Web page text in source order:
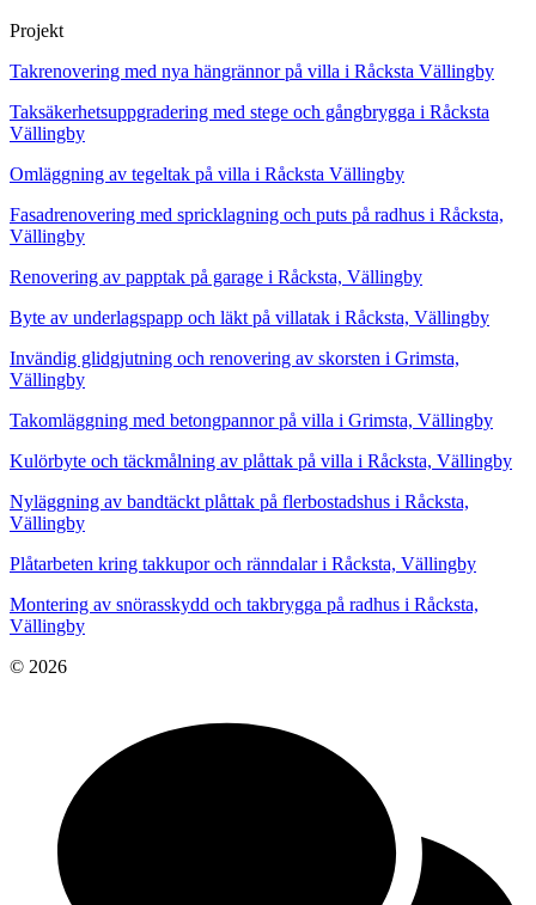
Projekt
Takrenovering med nya hängrännor på villa i Råcksta Vällingby
Taksäkerhetsuppgradering med stege och gångbrygga i Råcksta
Vällingby
Omläggning av tegeltak på villa i Råcksta Vällingby
Fasadrenovering med spricklagning och puts på radhus i Råcksta,
Vällingby
Renovering av papptak på garage i Råcksta, Vällingby
Byte av underlagspapp och läkt på villatak i Råcksta, Vällingby
Invändig glidgjutning och renovering av skorsten i Grimsta,
Vällingby
Takomläggning med betongpannor på villa i Grimsta, Vällingby
Kulörbyte och täckmålning av plåttak på villa i Råcksta, Vällingby
Nyläggning av bandtäckt plåttak på flerbostadshus i Råcksta,
Vällingby
Plåtarbeten kring takkupor och ränndalar i Råcksta, Vällingby
Montering av snörasskydd och takbrygga på radhus i Råcksta,
Vällingby
© 2026